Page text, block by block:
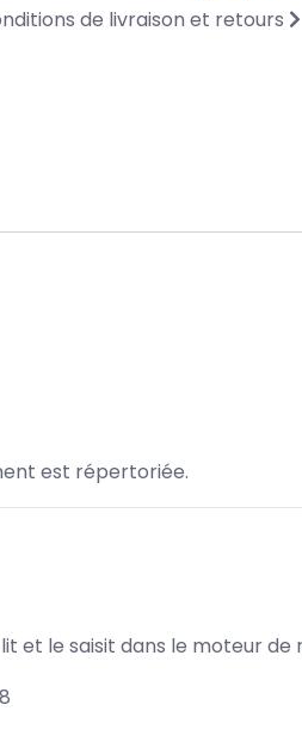
de livraison et retours
est répertoriée.
et le saisit dans le moteur de